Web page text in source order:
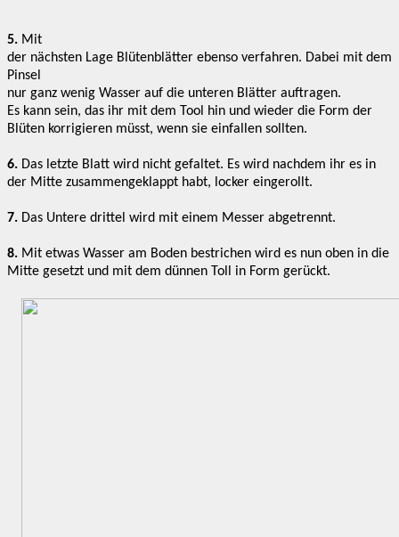
5. Mit
der nächsten Lage Blütenblätter ebenso verfahren. Dabei mit dem
Pinsel
nur ganz wenig Wasser auf die unteren Blätter auftragen.
Es kann sein, das ihr mit dem Tool hin und wieder die Form der
Blüten korrigieren müsst, wenn sie einfallen sollten.
6. Das letzte Blatt wird nicht gefaltet. Es wird nachdem ihr es in
der Mitte zusammengeklappt habt, locker eingerollt.
7. Das Untere drittel wird mit einem Messer abgetrennt.
8. Mit etwas Wasser am Boden bestrichen wird es nun oben in die
Mitte gesetzt und mit dem dünnen Toll in Form gerückt.